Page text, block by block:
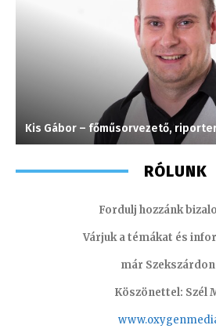
Kis Gábor – főműsorvezető,
RÓLUNK
Fordulj hozzánk
Várjuk a témákat és
már
Köszönettel: Szél